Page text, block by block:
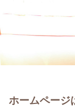
疲れ・だるさ
ホームページ